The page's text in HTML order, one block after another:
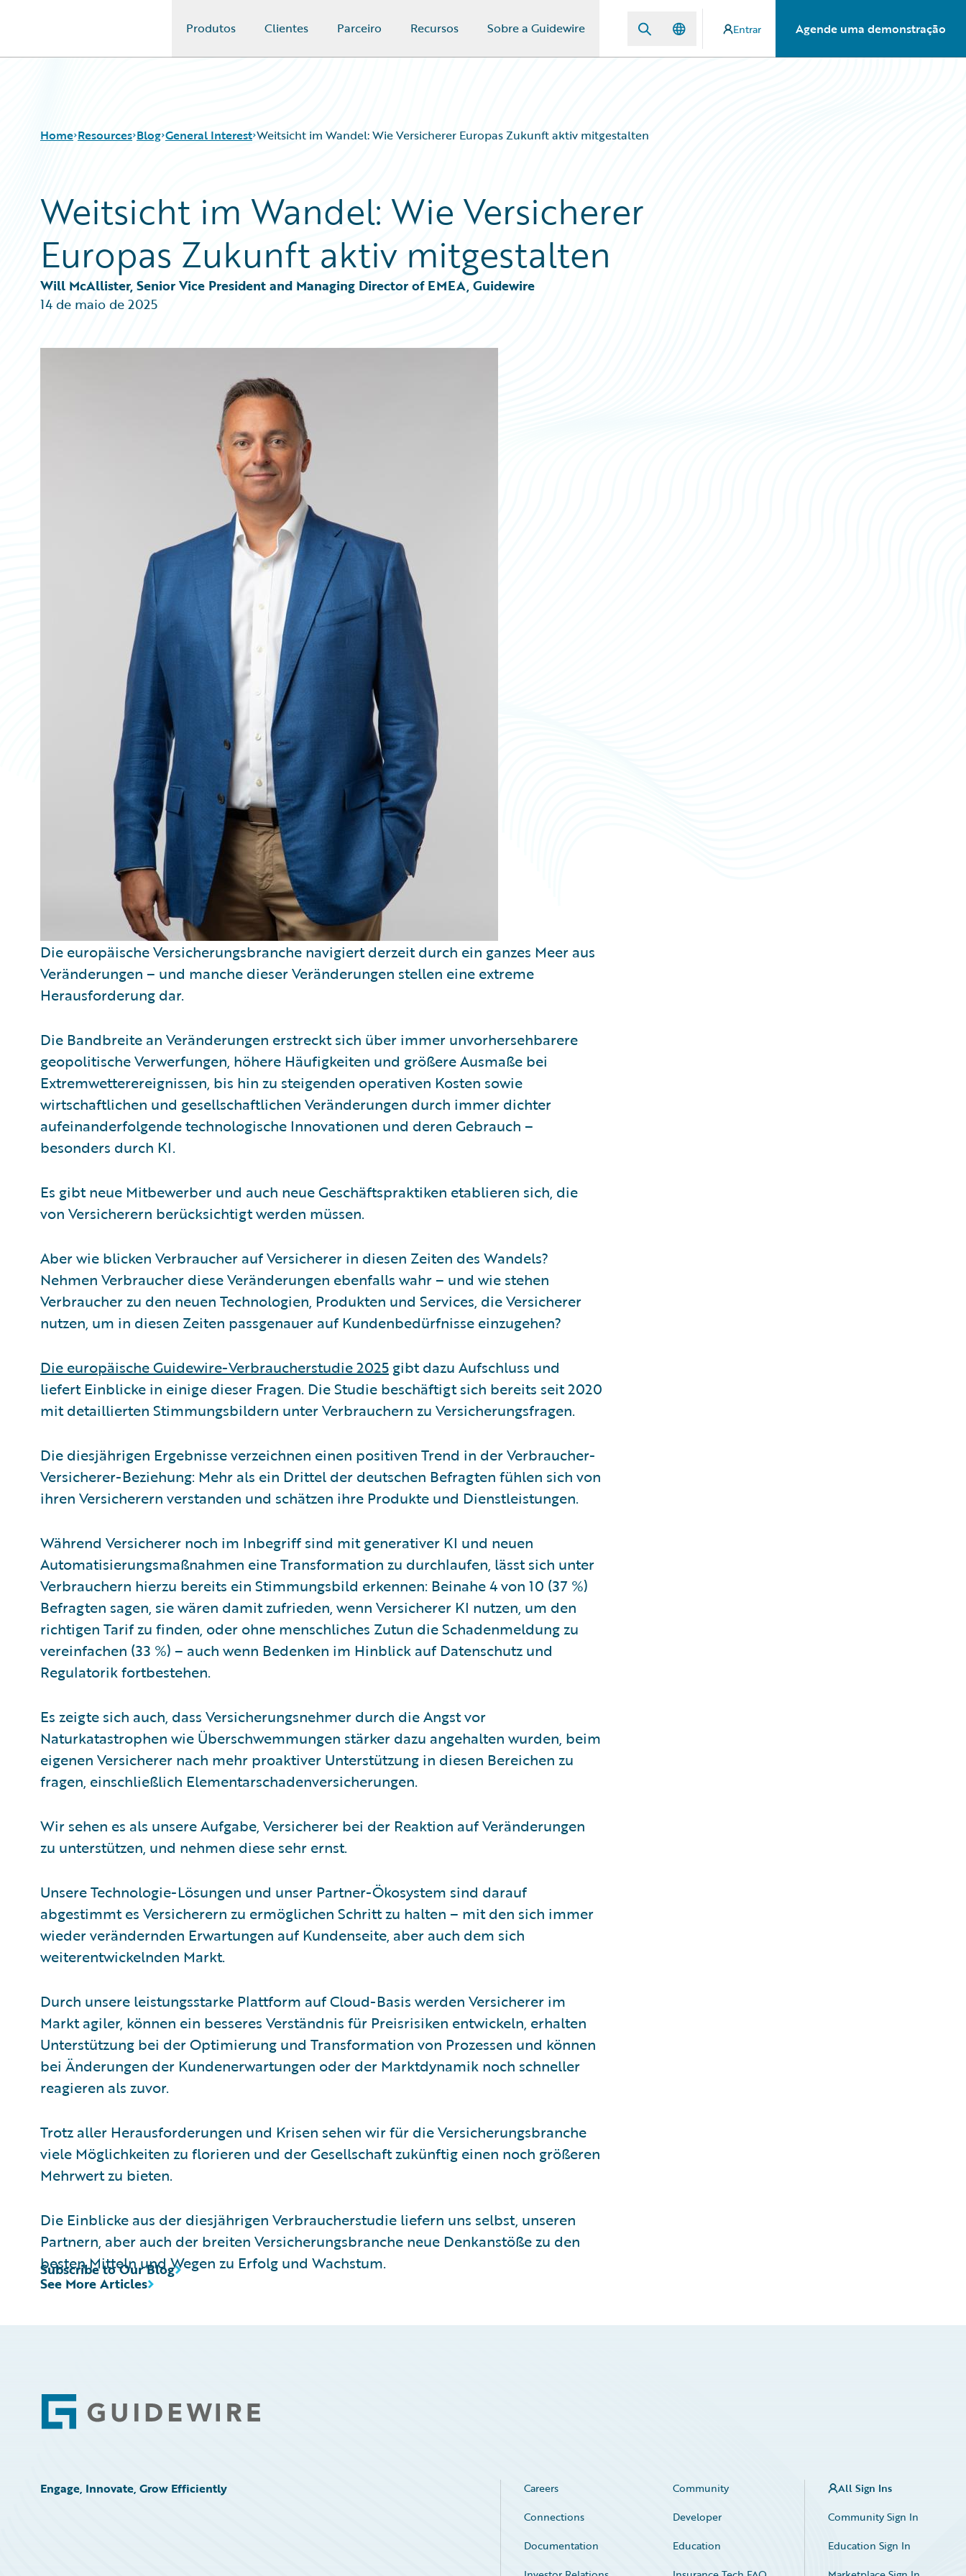
Produtos Clientes Parceiro Recursos Sobre a Guidewire Entrar Agende uma demonstração
Home Resources
Download Center
Guidewire Conversations
Podcasts
Blog
Help and Support
Insurance Technology FAQ
Blog
All Blog Posts
Best Practices
Careers
Customer Viewpoint
General Interest
Intelligent Experience
General Interest Weitsicht im Wandel: Wie Versicherer Europas Zukunft aktiv mitgestalten
Weitsicht im Wandel: Wie Versicherer
Europas Zukunft aktiv mitgestalten
Will McAllister, Senior Vice President and Managing Director of EMEA, Guidewire
14 de maio de 2025
Die europäische Versicherungsbranche navigiert derzeit durch ein ganzes Meer aus
Veränderungen – und manche dieser Veränderungen stellen eine extreme
Herausforderung dar.
Die Bandbreite an Veränderungen erstreckt sich über immer unvorhersehbarere
geopolitische Verwerfungen, höhere Häufigkeiten und größere Ausmaße bei
Extremwetterereignissen, bis hin zu steigenden operativen Kosten sowie
wirtschaftlichen und gesellschaftlichen Veränderungen durch immer dichter
aufeinanderfolgende technologische Innovationen und deren Gebrauch –
besonders durch KI.
Es gibt neue Mitbewerber und auch neue Geschäftspraktiken etablieren sich, die
von Versicherern berücksichtigt werden müssen.
Aber wie blicken Verbraucher auf Versicherer in diesen Zeiten des Wandels?
Nehmen Verbraucher diese Veränderungen ebenfalls wahr – und wie stehen
Verbraucher zu den neuen Technologien, Produkten und Services, die Versicherer
nutzen, um in diesen Zeiten passgenauer auf Kundenbedürfnisse einzugehen?
Die europäische Guidewire-Verbraucherstudie 2025 gibt dazu Aufschluss und
liefert Einblicke in einige dieser Fragen. Die Studie beschäftigt sich bereits seit 2020
mit detaillierten Stimmungsbildern unter Verbrauchern zu Versicherungsfragen.
Die diesjährigen Ergebnisse verzeichnen einen positiven Trend in der Verbraucher-
Versicherer-Beziehung: Mehr als ein Drittel der deutschen Befragten fühlen sich von
ihren Versicherern verstanden und schätzen ihre Produkte und Dienstleistungen.
Während Versicherer noch im Inbegriff sind mit generativer KI und neuen
Automatisierungsmaßnahmen eine Transformation zu durchlaufen, lässt sich unter
Verbrauchern hierzu bereits ein Stimmungsbild erkennen: Beinahe 4 von 10 (37 %)
Befragten sagen, sie wären damit zufrieden, wenn Versicherer KI nutzen, um den
richtigen Tarif zu finden, oder ohne menschliches Zutun die Schadenmeldung zu
vereinfachen (33 %) – auch wenn Bedenken im Hinblick auf Datenschutz und
Regulatorik fortbestehen.
Es zeigte sich auch, dass Versicherungsnehmer durch die Angst vor
Naturkatastrophen wie Überschwemmungen stärker dazu angehalten wurden, beim
eigenen Versicherer nach mehr proaktiver Unterstützung in diesen Bereichen zu
fragen, einschließlich Elementarschadenversicherungen.
Wir sehen es als unsere Aufgabe, Versicherer bei der Reaktion auf Veränderungen
zu unterstützen, und nehmen diese sehr ernst.
Unsere Technologie-Lösungen und unser Partner-Ökosystem sind darauf
abgestimmt es Versicherern zu ermöglichen Schritt zu halten – mit den sich immer
wieder verändernden Erwartungen auf Kundenseite, aber auch dem sich
weiterentwickelnden Markt.
Durch unsere leistungsstarke Plattform auf Cloud-Basis werden Versicherer im
Markt agiler, können ein besseres Verständnis für Preisrisiken entwickeln, erhalten
Unterstützung bei der Optimierung und Transformation von Prozessen und können
bei Änderungen der Kundenerwartungen oder der Marktdynamik noch schneller
reagieren als zuvor.
Trotz aller Herausforderungen und Krisen sehen wir für die Versicherungsbranche
viele Möglichkeiten zu florieren und der Gesellschaft zukünftig einen noch größeren
Mehrwert zu bieten.
Die Einblicke aus der diesjährigen Verbraucherstudie liefern uns selbst, unseren
Partnern, aber auch der breiten Versicherungsbranche neue Denkanstöße zu den
besten Mitteln und Wegen zu Erfolg und Wachstum.
See More Articles
Subscribe to Our Blog
Footer
Engage, Innovate, Grow Efficiently Careers
Community
Connections
Developer
Documentation
Education
All Sign Ins
Community Sign In
Education Sign In